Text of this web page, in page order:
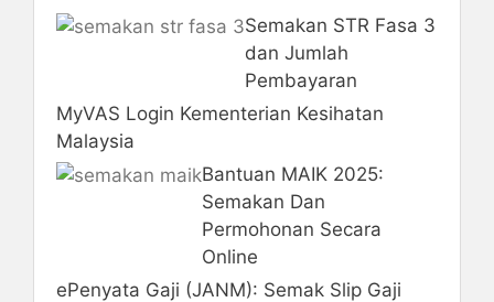
Semakan STR Fasa 3
dan Jumlah
Pembayaran
MyVAS Login Kementerian Kesihatan
Malaysia
Bantuan MAIK 2025:
Semakan Dan
Permohonan Secara
Online
ePenyata Gaji (JANM): Semak Slip Gaji